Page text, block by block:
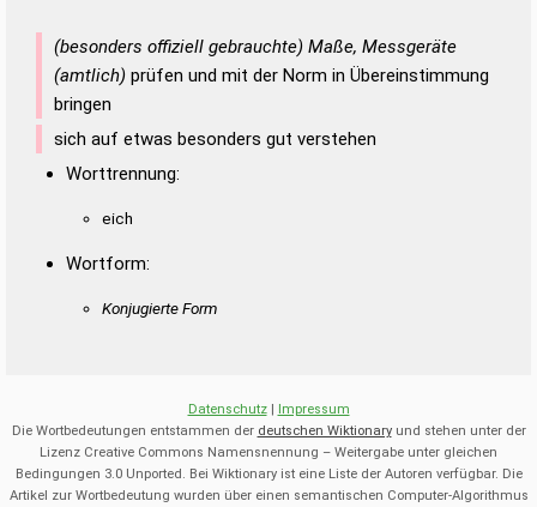
(besonders offiziell gebrauchte) Maße, Messgeräte
(amtlich) prüfen und mit der Norm in Übereinstimmung
bringen
sich auf etwas besonders gut verstehen
Worttrennung:
eich
Wortform:
Konjugierte Form
Datenschutz| Impressum
Die Wortbedeutungen entstammen der deutschen Wiktionaryund stehen unter der
Lizenz Creative Commons Namensnennung – Weitergabe unter gleichen
Bedingungen 3.0 Unported. Bei Wiktionary ist eine Liste der Autoren verfügbar. Die
Artikel zur Wortbedeutung wurden über einen semantischen Computer-Algorithmus